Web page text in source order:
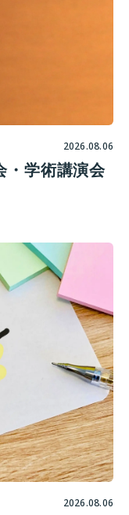
2026.08.06
・学術講演会
2026.08.06